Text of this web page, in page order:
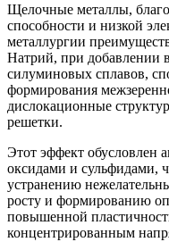
Щелочные металлы,
способности и низкой
металлургии
Натрий, при добавлении
силуминовых сплавов,
формирования
дислокационные
решетки.
Этот эффект обусловлен
оксидами и сульфидами,
устранению
росту и формированию
повышенной
концентрированным